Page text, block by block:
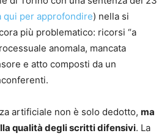
qui per approfondire) nella si
più problematico: ricorsi “a
anomala, mancata
e atto composti da un
artificiale non è solo dedotto, ma
qualità degli scritti difensivi. La